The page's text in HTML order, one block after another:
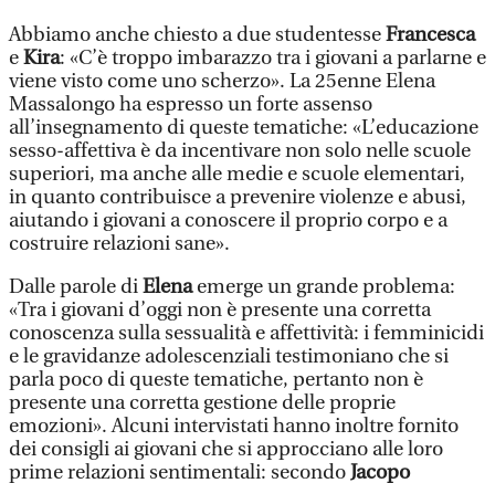
Abbiamo anche chiesto a due studentesseFrancesca
eKira: «C’è troppo imbarazzo tra i giovani a parlarne e
viene visto come uno scherzo». La 25enne Elena
Massalongo ha espresso un forte assenso
all’insegnamento di queste tematiche: «L’educazione
sesso-affettiva è da incentivare non solo nelle scuole
superiori, ma anche alle medie e scuole elementari,
in quanto contribuisce a prevenire violenze e abusi,
aiutando i giovani a conoscere il proprio corpo e a
costruire relazioni sane».
Dalle parole diElenaemerge un grande problema:
«Tra i giovani d’oggi non è presente una corretta
conoscenza sulla sessualità e affettività: i femminicidi
e le gravidanze adolescenziali testimoniano che si
parla poco di queste tematiche, pertanto non è
presente una corretta gestione delle proprie
emozioni». Alcuni intervistati hanno inoltre fornito
dei consigli ai giovani che si approcciano alle loro
prime relazioni sentimentali: secondoJacopo